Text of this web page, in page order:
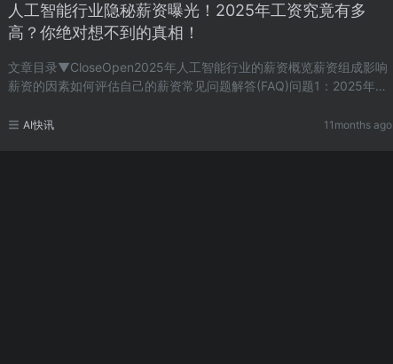
人工智能行业隐秘薪资曝光！2025年工资究竟有多
高？你绝对想不到的真相！
文章目录▼CloseOpen2025年人工智能行业的薪资概览薪资组成影响
薪资的因素如何评估自己的薪资常见问题解答(FAQ)问题1：2025年人
AI快讯 11months ago